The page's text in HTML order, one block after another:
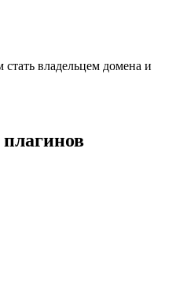
владельцем домена и